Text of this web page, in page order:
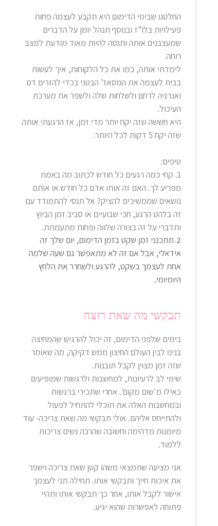
החלטנו שבימי הדימום היא תקבע לעצמה פחות
פעילויות בלו”ז ובנוסף תנהל יומן על הדברים
שמעצבנים אותה ותנסה להיות מאוד מודעת למצב
רוחה.
לימדתי אותה, כמו את כל הלקוחות, איך לעשות
בבית לעצמה את המסאז’ הבטני בכדי להזרים דם
ואנרגיה לרחם ולשלחות שלה ולשפר את מערכת
העיכול.
היא חששה שזה יקח יותר מדי זמן, אז הרגעתי אותה
שזה יקח 5 דקות לכל היותר.
טיפים:
1. קחי כמה רגעים כל חודש לכתוב מה באמת
מפריע לך. האם זה אותו אדם כל חודש או אותם
נושאים שממשיכים להציק? אל תנסי להתמודד עם
זה בלהט הרגע, חכי שבועיים או סביב זמן הביוץ
ותדברי על זה בצורה שלווה ופחות מתעמתת.
תתכנני זמן שקט בזמן הדימום, יום שלך זה
אידאלי, אבל אם זה לא מתאפשר גם שעה שלמה
אחת לעצמך בשקט, להרגע ולשחרר את הלחץ
היומיומי.
תבקשי מה שאת רוצה
בימים שלפני הדימום, זה יכול להרגיש שהמחיצה
בנינו לבין העולם החיצון ממש דקיקה, מה שאומר
שזה זמן מצוין לקבל תובנות.
שימי לב לרעיונות, למחשבות ולרגשות שמופיעים
כאילו מ'שום מקום'. אחרי שתכירי ברגשות
ובמחשבות האלה את תוכלי להתחיל לפעול
ולהתייחס אליהם. אולי תבקשי מה שאת צריכה- עוד
מיומנות מדהימה וחשובה שהרבה נשים צריכות
ללמוד.
אני מציעה שתמצאי משהו קטן שאת צריכה וישפר
את איכות חייך ותבקשי אותו. תחילה תני לעצמך
אישור לקבל אותו, אחר כך תבקשי אותו ותהיי
פתוחה לאפשרות שהוא יגיע.